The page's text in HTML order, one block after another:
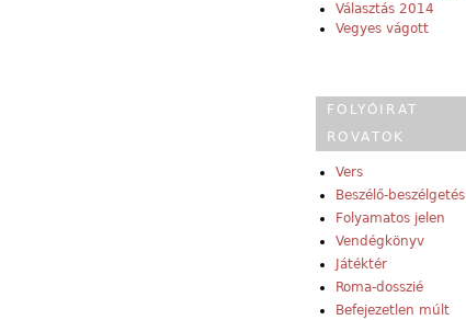
Választás 2014
Vegyes vágott
FOLYÓIRAT
ROVATOK
Vers
Beszélő-beszélgetés
Folyamatos jelen
Vendégkönyv
Játéktér
Roma-dosszié
Befejezetlen múlt